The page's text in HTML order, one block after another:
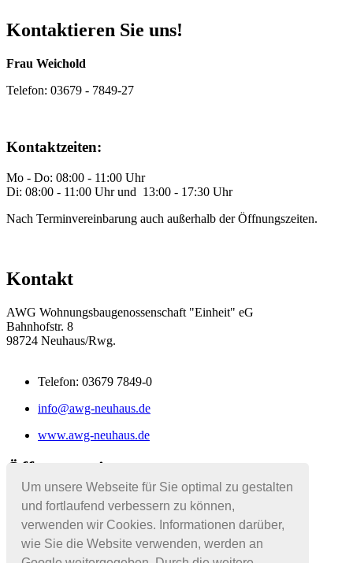
Um unsere Webseite für Sie optimal zu gestalten
und fortlaufend verbessern zu können,
verwenden wir Cookies. Informationen darüber,
wie Sie die Website verwenden, werden an
Kontaktieren Sie uns!
Frau Weichold
Telefon: 03679 - 7849-27
Kontaktzeiten:
Mo - Do: 08:00 - 11:00 Uhr
Di: 08:00 - 11:00 Uhr und 13:00 - 17:30 Uhr
Nach Terminvereinbarung auch außerhalb der Öffnungszeiten.
Kontakt
AWG Wohnungsbaugenossenschaft "Einheit" eG
Bahnhofstr. 8
98724 Neuhaus/Rwg.
Telefon: 03679 7849-0
info@awg-neuhaus.de
www.awg-neuhaus.de
Öffnungszeiten
Montag - Donnerstag: 08:00 - 11:00 Uhr
13:00 - 17:30 Uhr